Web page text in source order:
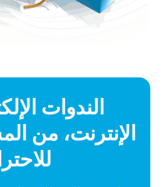
الندوات
الإنترنت، من